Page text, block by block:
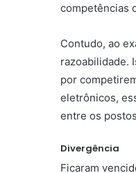
competências
Contudo, ao
razoabilidade.
por
eletrônicos,
entre os
Divergência
Ficaram